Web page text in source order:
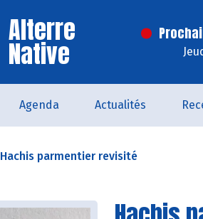
Alterre
Native
Agenda Actualités
Hachis parmentier revisité